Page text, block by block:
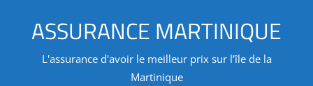
ASSURANCE MARTINIQUE
L'assurance d'avoir le meilleur prix sur l’île de la
Martinique